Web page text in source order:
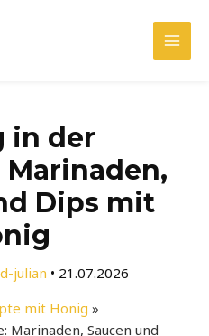
Main
in der
Dips mit
julian • 21.07.2026
mit Honig
Marinaden, Saucen und